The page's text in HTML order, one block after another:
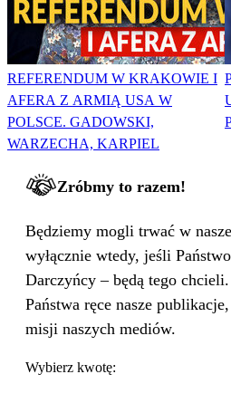
REFERENDUM W KRAKOWIE I
AFERA Z ARMIĄ USA W
POLSCE. GADOWSKI,
WARZECHA, KARPIEL
Zróbmy to razem!
Będziemy mogli trwać w
wyłącznie wtedy, jeśli
Darczyńcy – będą tego
Państwa ręce nasze
misji naszych mediów.
Wybierz kwotę: